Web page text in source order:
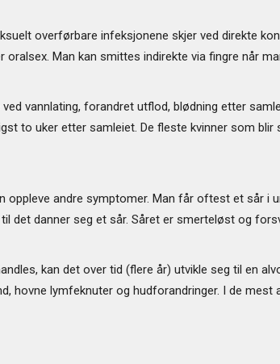
overførbare infeksjonene skjer ved direkte
oralsex. Man kan smittes indirekte via fingre når
ved vannlating, forandret utflod, blødning etter
to uker etter samleiet. De fleste kvinner som
oppleve andre symptomer. Man får oftest et sår i
det danner seg et sår. Såret er smerteløst og
kan det over tid (flere år) utvikle seg til en
hovne lymfeknuter og hudforandringer. I de